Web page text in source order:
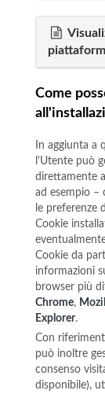
Come
In aggiunta a
l'Utente può
direttamente
ad esempio –
le preferenze
Cookie
Cookie da
informazioni
browser più
Chrome,
Explorer.
Con
può inoltre
consenso
disponibile),